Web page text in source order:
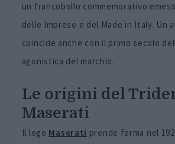
un francobollo commemorativo
delle Imprese e del Made in Italy. Un
coincide anche con il primo secolo
agonistica del marchio.
Le origini del
Maserati
Il logo Maserati prende forma nel